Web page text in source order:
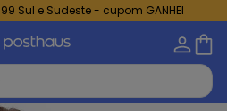
Sul e Sudeste - cupom GANHEI